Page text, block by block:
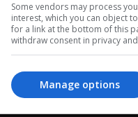
por preço que
Some vendors may process
interest, which you can object
for a link at the bottom of this
withdraw consent in privacy
Manage options